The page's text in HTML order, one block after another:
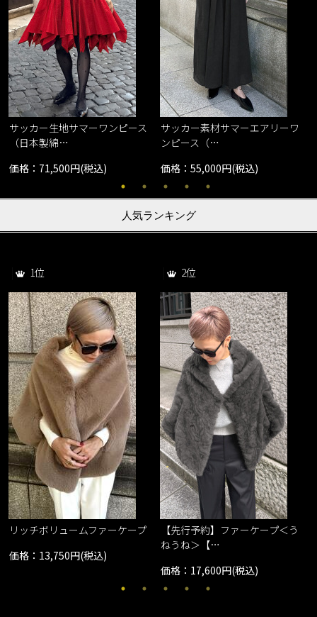
サッカー生地サマーワンピース
（日本製綿…
価格：71,500円(税込)
サッカー素材サマーエアリーワ
ンピース（…
価格：55,000円(税込)
人気ランキング
1位
リッチボリュームファーケープ
価格：13,750円(税込)
2位
【先行予約】ファーケープ＜う
ねうね＞【…
価格：17,600円(税込)